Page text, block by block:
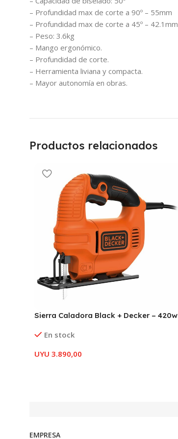
– Profundidad max de corte a 90º – 55mm
– Profundidad max de corte a 45º – 42.1mm
– Peso: 3.6kg
– Mango ergonómico.
– Profundidad de corte.
– Herramienta liviana y compacta.
– Mayor autonomía en obras.
Productos relacionados
Sierra Caladora Black + Decker – 420w
En stock
UYU 3.890,00
EMPRESA